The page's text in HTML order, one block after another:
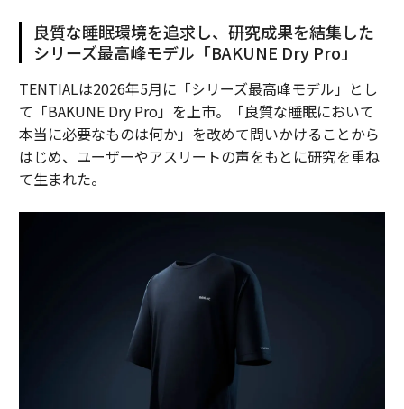
良質な睡眠環境を追求し、研究成果を結集した
シリーズ最高峰モデル「BAKUNE Dry Pro」
TENTIALは2026年5月に「シリーズ最高峰モデル」とし
て「BAKUNE Dry Pro」を上市。「良質な睡眠において
本当に必要なものは何か」を改めて問いかけることから
はじめ、ユーザーやアスリートの声をもとに研究を重ね
て生まれた。